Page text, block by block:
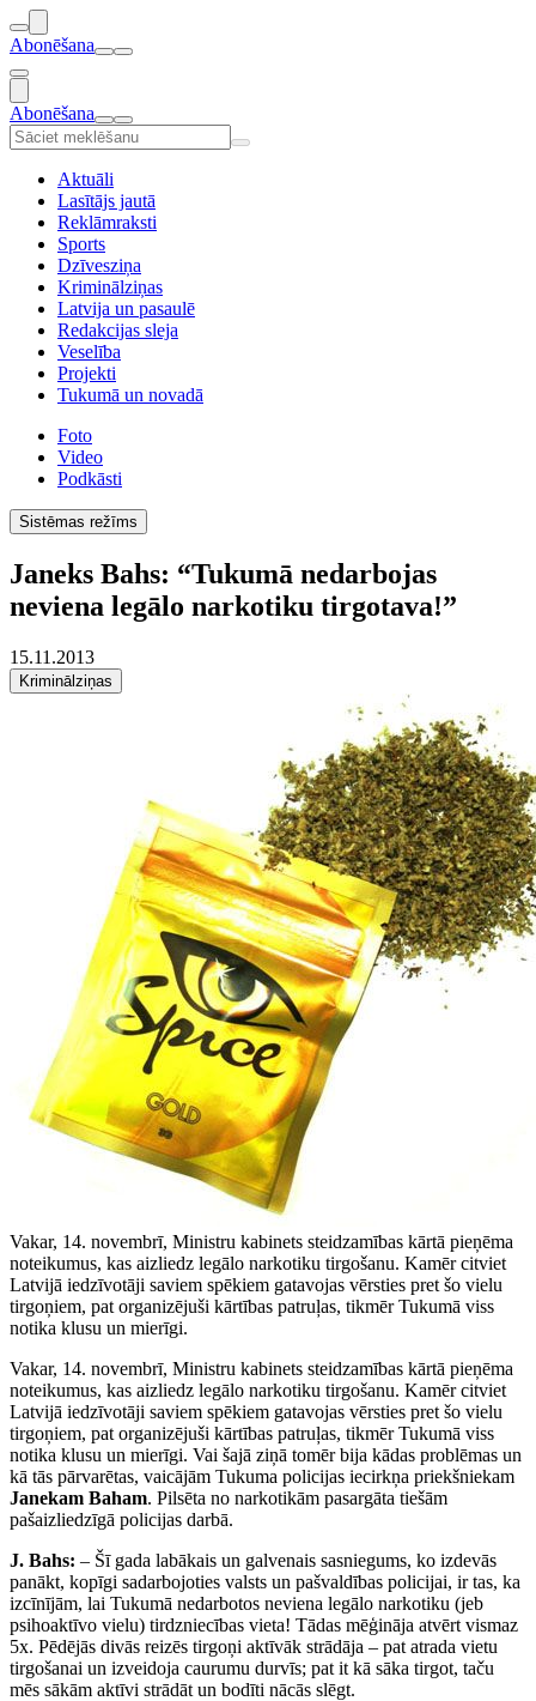
Abonēšana
Abonēšana
Aktuāli
Lasītājs jautā
Reklāmraksti
Sports
Dzīvesziņa
Kriminālziņas
Latvija un pasaulē
Redakcijas sleja
Veselība
Projekti
Tukumā un novadā
Foto
Video
Podkāsti
Sistēmas režīms
Janeks Bahs: “Tukumā nedarbojas
neviena legālo narkotiku tirgotava!”
15.11.2013
Kriminālziņas
Vakar, 14. novembrī, Ministru kabinets steidzamības kārtā pieņēma
noteikumus, kas aizliedz legālo narkotiku tirgošanu. Kamēr citviet
Latvijā iedzīvotāji saviem spēkiem gatavojas vērsties pret šo vielu
tirgoņiem, pat organizējuši kārtības patruļas, tikmēr Tukumā viss
notika klusu un mierīgi.
Vakar, 14. novembrī, Ministru kabinets steidzamības kārtā pieņēma
noteikumus, kas aizliedz legālo narkotiku tirgošanu. Kamēr citviet
Latvijā iedzīvotāji saviem spēkiem gatavojas vērsties pret šo vielu
tirgoņiem, pat organizējuši kārtības patruļas, tikmēr Tukumā viss
notika klusu un mierīgi. Vai šajā ziņā tomēr bija kādas problēmas un
kā tās pārvarētas, vaicājām Tukuma policijas iecirkņa priekšniekam
Janekam Baham. Pilsēta no narkotikām pasargāta tiešām
pašaizliedzīgā policijas darbā.
J. Bahs: – Šī gada labākais un galvenais sasniegums, ko izdevās
panākt, kopīgi sadarbojoties valsts un pašvaldības policijai, ir tas, ka
izcīnījām, lai Tukumā nedarbotos neviena legālo narkotiku (jeb
psihoaktīvo vielu) tirdzniecības vieta! Tādas mēģināja atvērt vismaz
5x. Pēdējās divās reizēs tirgoņi aktīvāk strādāja – pat atrada vietu
tirgošanai un izveidoja caurumu durvīs; pat it kā sāka tirgot, taču
mēs sākām aktīvi strādāt un bodīti nācās slēgt.